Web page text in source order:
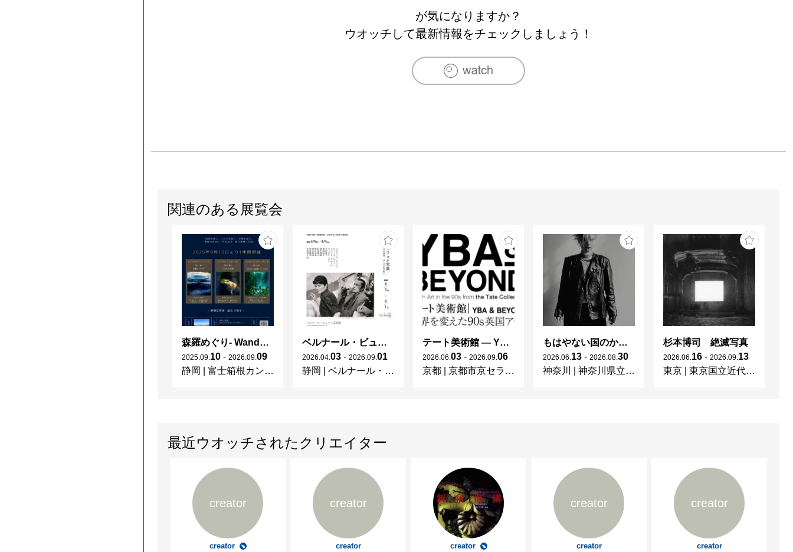
が気になりますか？
ウオッチして最新情報をチェックしましょう！
関連のある展覧会
森羅めぐり- Wandering in Shinra -
2025 09 10 - 2026 09 09
静岡
富士箱根カントリークラブ
ベルナール・ビュフェと写真 ーカメラがとらえたビュフェとその時代、そして21 世紀へ
2026 04 03 - 2026 09 01
静岡
ベルナール・ビュフェ美術館
テート美術館 ― YBA & BEYOND 世界を変えた90s英国アート
2026 06 03 - 2026 09 06
京都
京都市京セラ美術館
もはやない国のかつてない光 東ドイツの女性写真家たち
2026 06 13 - 2026 08 30
神奈川
神奈川県立近代美術館 葉山
杉本博司 絶滅写真
2026 06 16 - 2026 09 13
東京
東京国立近代美術館
最近ウオッチされたクリエイター
creator
creator
creator
creator creator
creator
creator
creator
creator